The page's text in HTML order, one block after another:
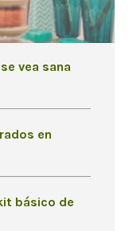
vea sana
en
básico de